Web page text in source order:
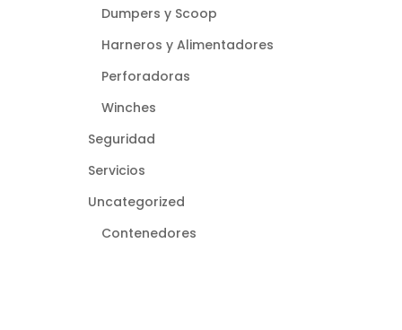
Dumpers y Scoop
Harneros y Alimentadores
Perforadoras
Winches
Seguridad
Servicios
Uncategorized
Contenedores